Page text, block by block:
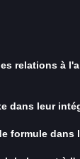
relations à
dans leur
formule dans